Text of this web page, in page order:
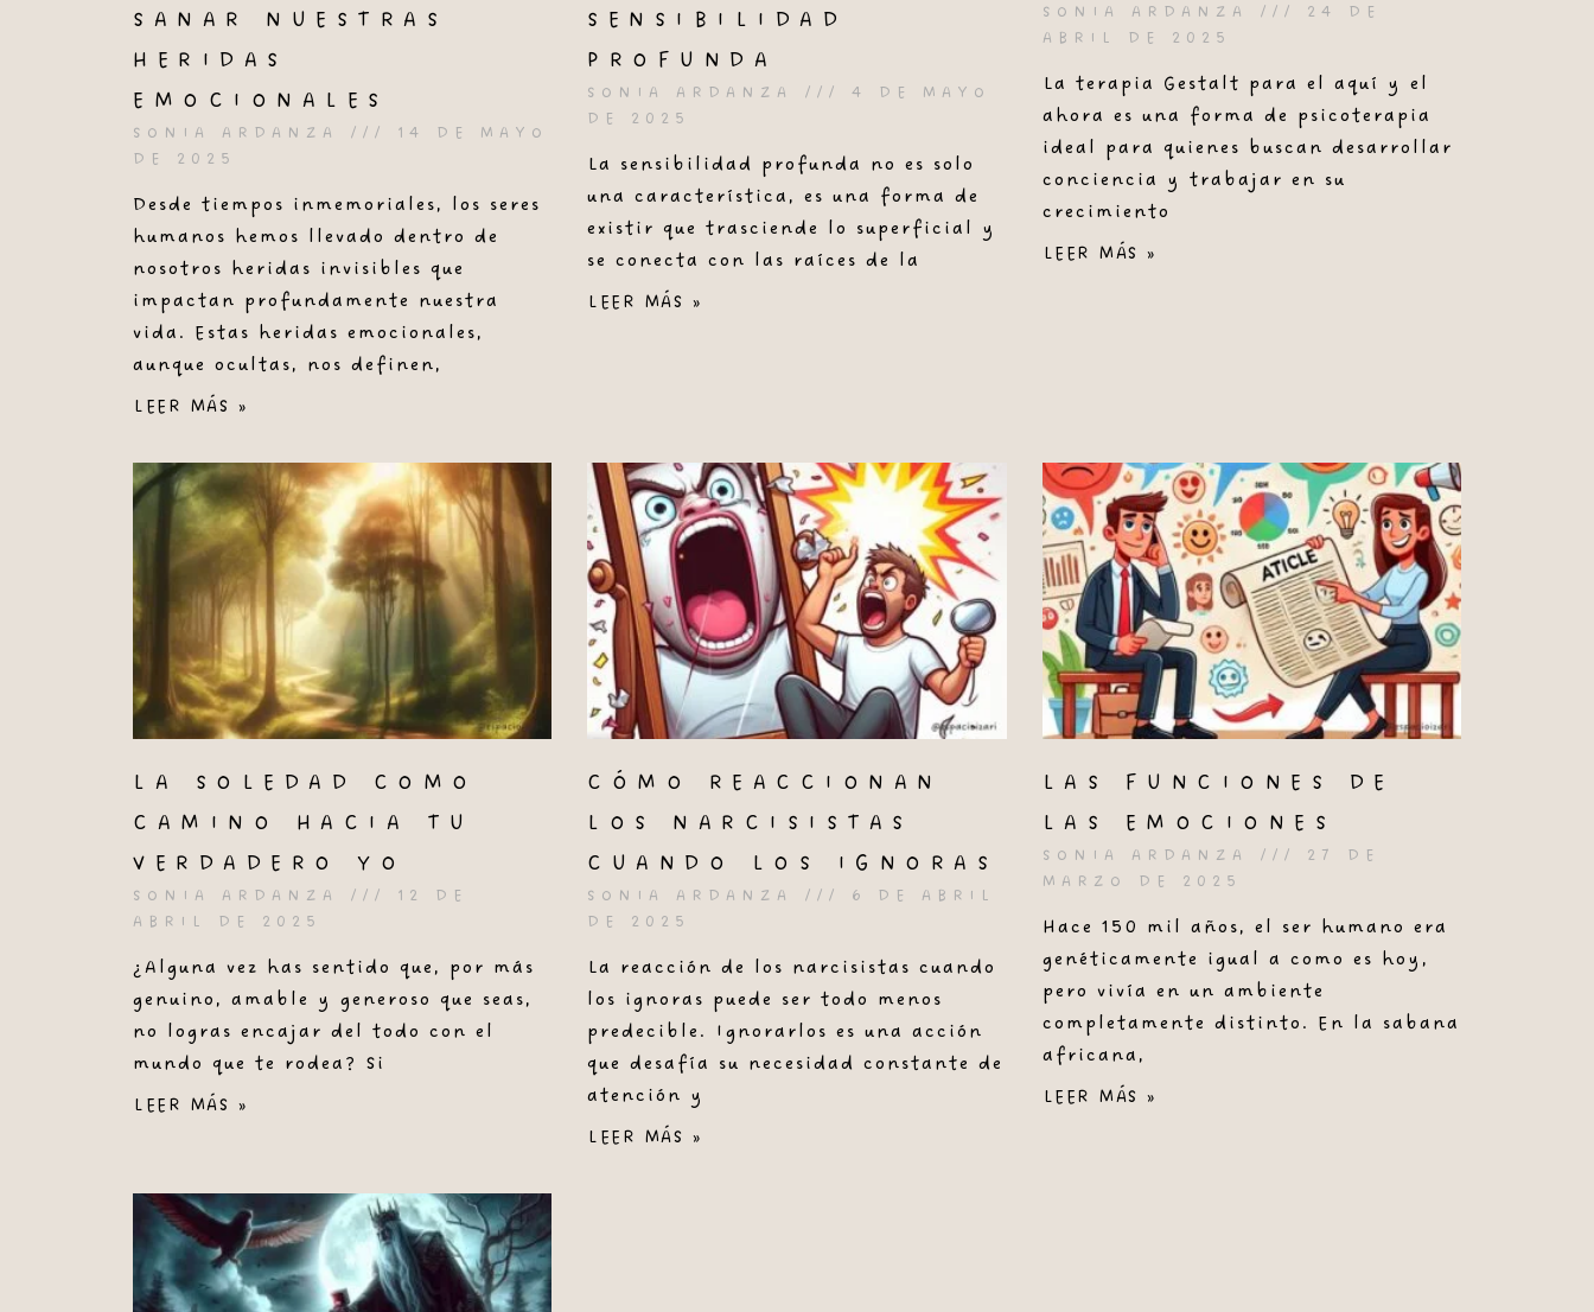
SANAR NUESTRAS
HERIDAS
EMOCIONALES
SONIA ARDANZA
14 DE MAYO
DE 2025
Desde tiempos inmemoriales, los seres
humanos hemos llevado dentro de
nosotros heridas invisibles que
impactan profundamente nuestra
vida. Estas heridas emocionales,
aunque ocultas, nos definen,
LEER MÁS »
SENSIBILIDAD
PROFUNDA
SONIA ARDANZA
4 DE MAYO
DE 2025
La sensibilidad profunda no es solo
una característica, es una forma de
existir que trasciende lo superficial y
se conecta con las raíces de la
LEER MÁS »
SONIA ARDANZA
24 DE
ABRIL DE 2025
La terapia Gestalt para el aquí y el
ahora es una forma de psicoterapia
ideal para quienes buscan desarrollar
conciencia y trabajar en su
crecimiento
LEER MÁS »
LA SOLEDAD COMO
CAMINO HACIA TU
VERDADERO YO
SONIA ARDANZA
12 DE
ABRIL DE 2025
¿Alguna vez has sentido que, por más
genuino, amable y generoso que seas,
no logras encajar del todo con el
mundo que te rodea? Si
LEER MÁS »
CÓMO REACCIONAN
LOS NARCISISTAS
CUANDO LOS IGNORAS
SONIA ARDANZA
6 DE ABRIL
DE 2025
La reacción de los narcisistas cuando
los ignoras puede ser todo menos
predecible. Ignorarlos es una acción
que desafía su necesidad constante de
atención y
LEER MÁS »
LAS FUNCIONES DE
LAS EMOCIONES
SONIA ARDANZA
27 DE
MARZO DE 2025
Hace 150 mil años, el ser humano era
genéticamente igual a como es hoy,
pero vivía en un ambiente
completamente distinto. En la sabana
africana,
LEER MÁS »